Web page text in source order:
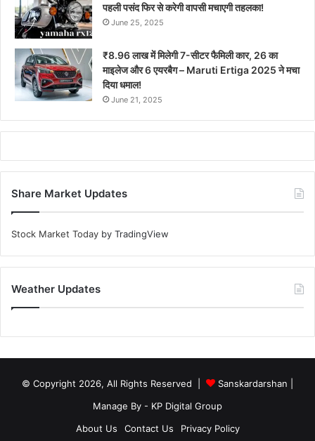
पहली पसंद फिर से करेगी वापसी मचाएगी तहलका!
June 25, 2025
₹8.96 लाख में मिलेगी 7-सीटर फैमिली कार, 26 का
माइलेज और 6 एयरबैग – Maruti Ertiga 2025 ने मचा
दिया धमाल!
June 21, 2025
Share Market Updates
Stock Market Today by TradingView
Weather Updates
© Copyright 2026, All Rights Reserved | Sanskardarshan
Manage By - KP Digital Group
About Us
Contact Us Privacy Policy